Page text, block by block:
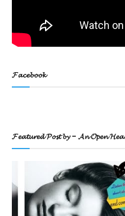
𝓕𝓪𝓬𝓮𝓫𝓸𝓸𝓴
𝓕𝓮𝓪𝓽𝓾𝓻𝓮𝓭 𝓟𝓸𝓼𝓽 𝓫𝔂 - 𝓐𝓷 𝓞𝓹𝓮𝓷